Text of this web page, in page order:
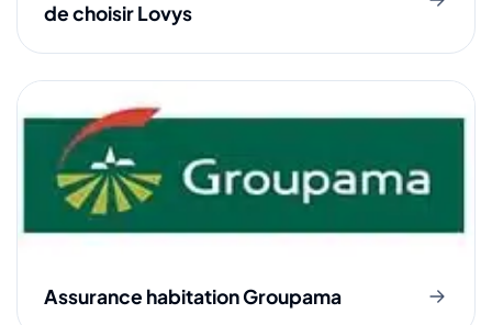
de choisir Lovys
Assurance habitation Groupama